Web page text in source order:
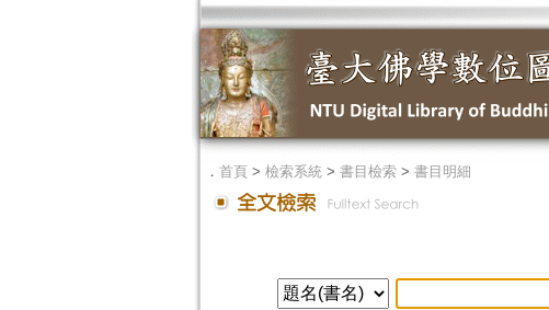
． 首頁> 檢索系統> 書目檢索> 書目明細